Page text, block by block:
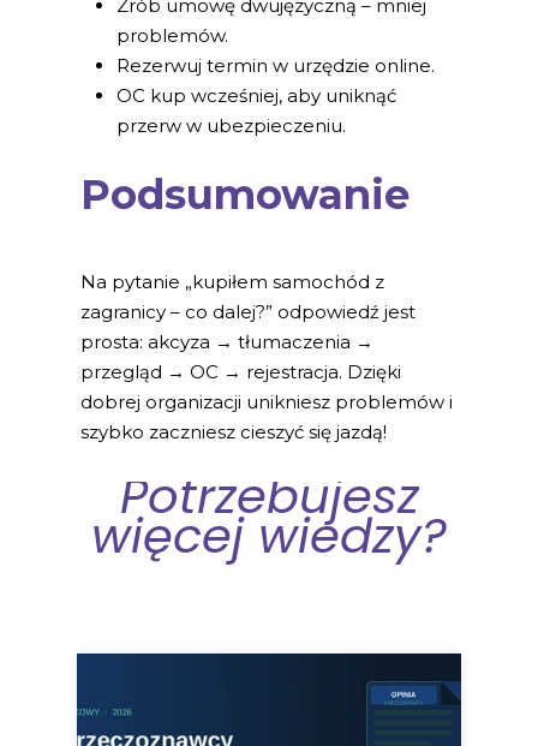
Zrób umowę dwujęzyczną – mniej
problemów.
Rezerwuj termin w urzędzie online.
OC kup wcześniej, aby uniknąć
przerw w ubezpieczeniu.
Podsumowanie
Na pytanie „kupiłem samochód z
zagranicy – co dalej?” odpowiedź jest
prosta: akcyza → tłumaczenia →
przegląd → OC → rejestracja. Dzięki
dobrej organizacji unikniesz problemów i
szybko zaczniesz cieszyć się jazdą!
Potrzebujesz
więcej wiedzy?